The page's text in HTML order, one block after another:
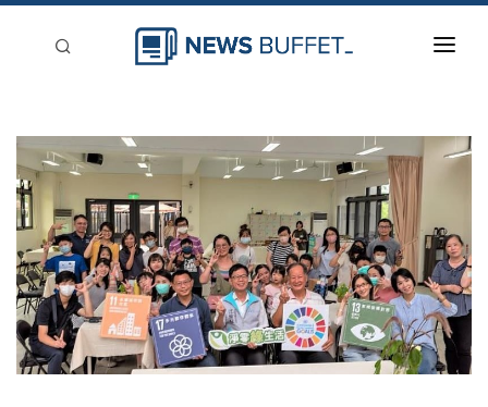
新聞稿分類
刊登